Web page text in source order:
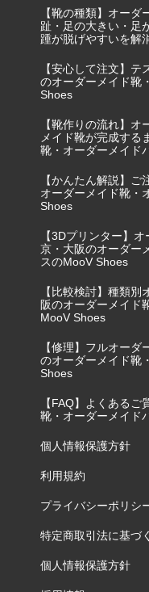
【靴の種類】オー
趾・足の大きい・足
踵が脱げやすいを解
【安心して注文】
のオーダーメイド靴
Shoes
【靴作りの流れ】
メイド靴が完成する
靴・オーダーメイド
【かんたん解説】
オーダーメイド靴・
Shoes
【3Dプリンター】
京・大阪のオーダー
スのMooV Shoes
【比較検討】種類
阪のオーダーメイド
MooV Shoes
【修理】フルオー
のオーダーメイド靴
Shoes
【FAQ】よくある
靴・オーダーメイド
個人情報保護方針
利用規約
プライバシーポリシ
特定商取引法に基づ
個人情報保護方針